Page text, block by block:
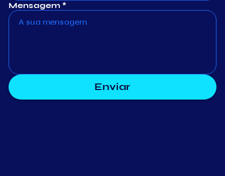
Mensagem *
Enviar